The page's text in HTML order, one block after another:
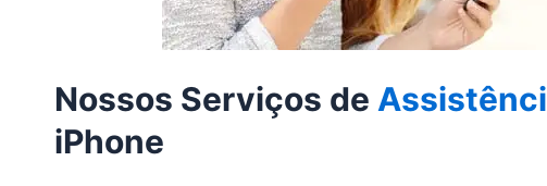
Nossos Serviços de
iPhone